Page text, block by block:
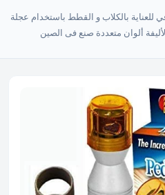
للعناية بالكلاب و القطط باستخدام عجلة
ألوان متعددة صنع فى الصين